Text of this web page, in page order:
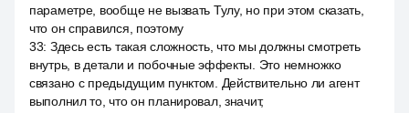
параметре, вообще не вызвать Тулу, но при этом сказать,
что он справился, поэтому
33: Здесь есть такая сложность, что мы должны смотреть
внутрь, в детали и побочные эффекты. Это немножко
связано с предыдущим пунктом. Действительно ли агент
выполнил то, что он планировал, значит,